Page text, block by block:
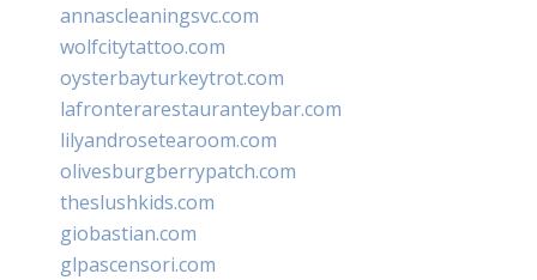
annascleaningsvc.com
wolfcitytattoo.com
oysterbayturkeytrot.com
lafronterarestauranteybar.com
lilyandrosetearoom.com
olivesburgberrypatch.com
theslushkids.com
giobastian.com
glpascensori.com